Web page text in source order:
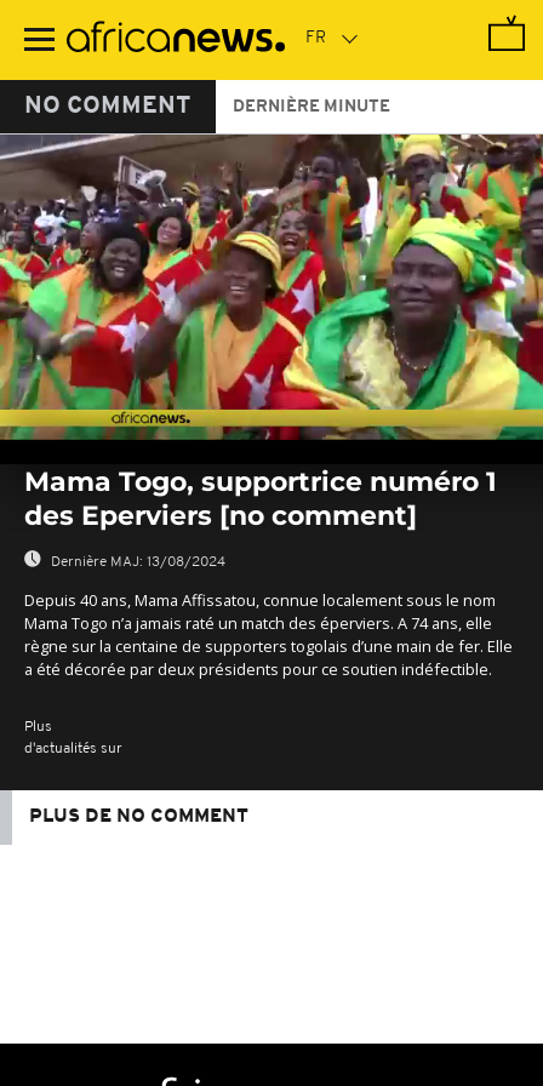
contenu
NO COMMENT DERNIÈRE MINUTE
seconds
seconds
Mama Togo, supportrice numéro 1
des Eperviers [no comment]
Dernière MAJ: 13/08/2024
Depuis 40 ans, Mama Affissatou, connue localement sous le nom
Mama Togo n’a jamais raté un match des éperviers. A 74 ans, elle
règne sur la centaine de supporters togolais d’une main de fer. Elle
a été décorée par deux présidents pour ce soutien indéfectible.
Plus
d'actualités sur
PLUS DE NO COMMENT